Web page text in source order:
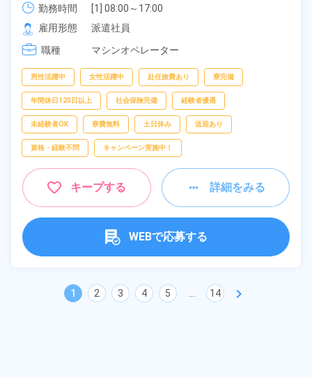
勤務時間
[1] 08:00～17:00
[2] 20:00～05:00
[3] 21:00～06:00
雇用形態
派遣社員
職種
マシンオペレーター
男性活躍中 女性活躍中 赴任旅費あり 寮完備
年間休日120日以上 社会保険完備 経験者優遇
未経験者OK 寮費無料 土日休み 送迎あり
資格・経験不問 キャンペーン実施中！
キープする 詳細をみる
WEBで応募する
1 2 3 4 5 14 chevron_right